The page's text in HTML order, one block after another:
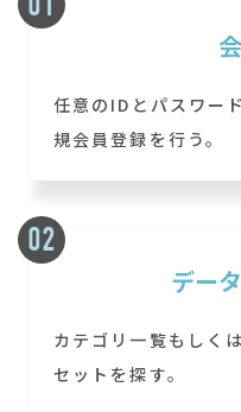
任意のIDとパスワー
規会員登録を行う。
デー
カテゴリ一覧もしく
セットを探す。